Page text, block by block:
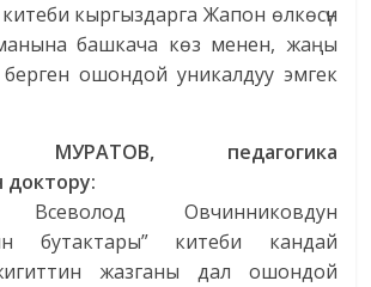
кыргыздарга Жапон өлкөсүн
башкача көз менен, жаңы
берген ошондой уникалдуу эмгек
МУРАТОВ, педагогика
Всеволод Овчинниковдун
бутактары” китеби кандай
жазганы дал ошондой